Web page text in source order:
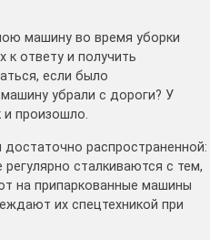
машину во время уборки
к ответу и получить
если было
убрали с дороги? У
произошло.
достаточно распространенной:
сталкиваются с тем,
на припаркованные машины
их спецтехникой при